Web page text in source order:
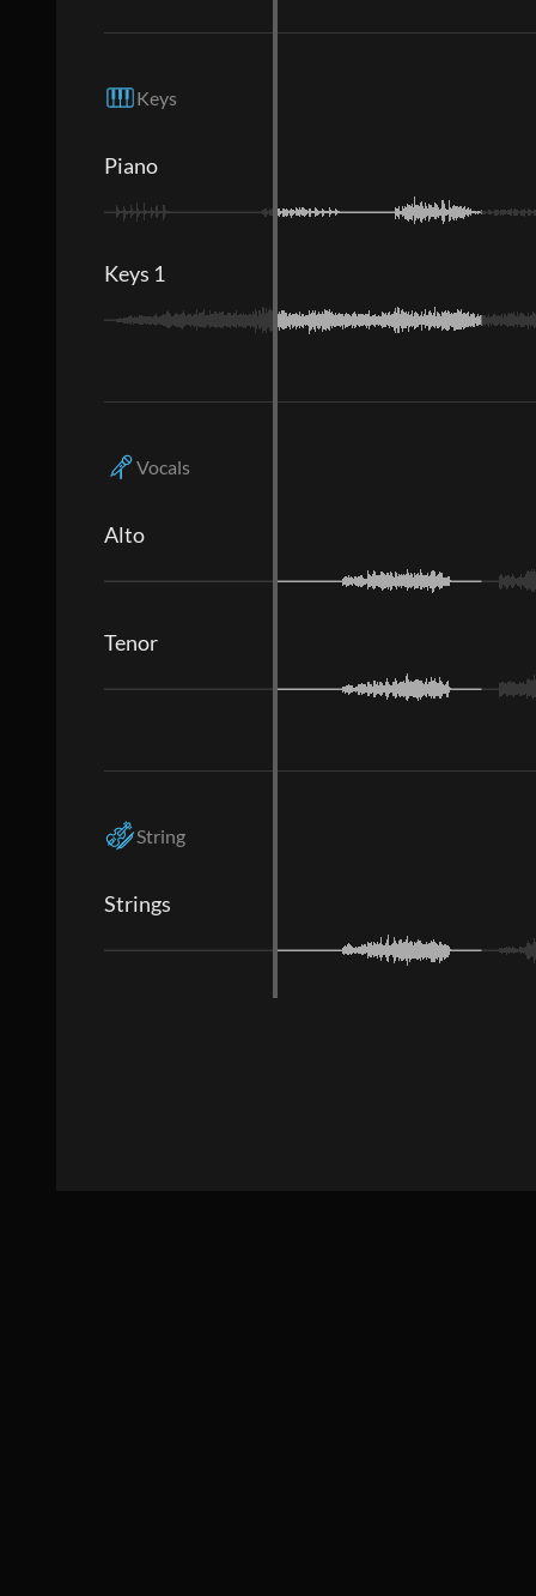
Keys
Piano
Keys 1
Vocals
Alto
Tenor
String
Strings